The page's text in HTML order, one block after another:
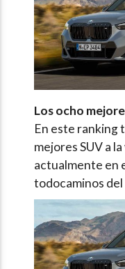
Los ocho
En este ranking
mejores SUV a
actualmente en
todocaminos